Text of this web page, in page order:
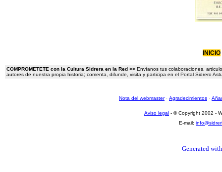
INICIO
COMPROMETETE con la Cultura Sidrera en la Red >> Envíanos tus colaboraciones,
autores de nuestra propia historia; comenta, difunde, visita y participa en el Portal Sidrero
Nota del webmaster· Agradecimientos ·
Aviso legal - © Copyright 2002 -
E-mail:
Generated